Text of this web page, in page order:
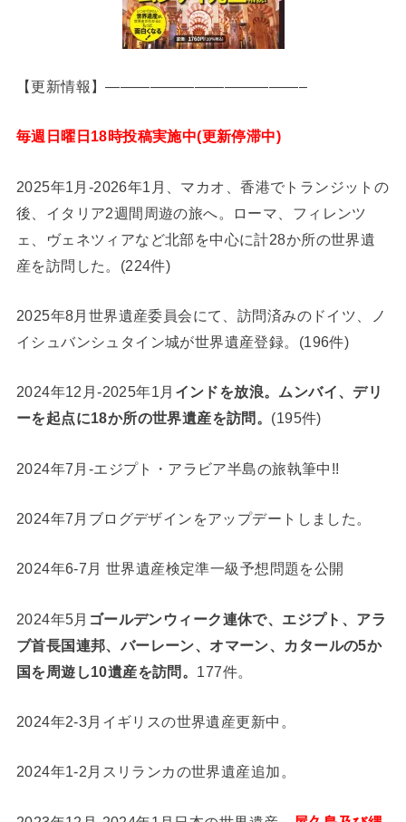
【更新情報】—————————————–
毎週日曜日18時投稿実施中(更新停滞中)
2025年1月-2026年1月、マカオ、香港でトランジットの
後、イタリア2週間周遊の旅へ。ローマ、フィレンツ
ェ、ヴェネツィアなど北部を中心に計28か所の世界遺
産を訪問した。(224件)
2025年8月世界遺産委員会にて、訪問済みのドイツ、ノ
イシュバンシュタイン城が世界遺産登録。(196件)
2024年12月-2025年1月 インドを放浪。ムンバイ、デリ
ーを起点に18か所の世界遺産を訪問。 (195件)
2024年7月-エジプト・アラビア半島の旅執筆中!!
2024年7月ブログデザインをアップデートしました。
2024年6-7月 世界遺産検定準一級予想問題を公開
2024年5月 ゴールデンウィーク連休で、エジプト、アラ
ブ首長国連邦、バーレーン、オマーン、カタールの5か
国を周遊し10遺産を訪問。 177件。
2024年2-3月イギリスの世界遺産更新中。
2024年1-2月スリランカの世界遺産追加。